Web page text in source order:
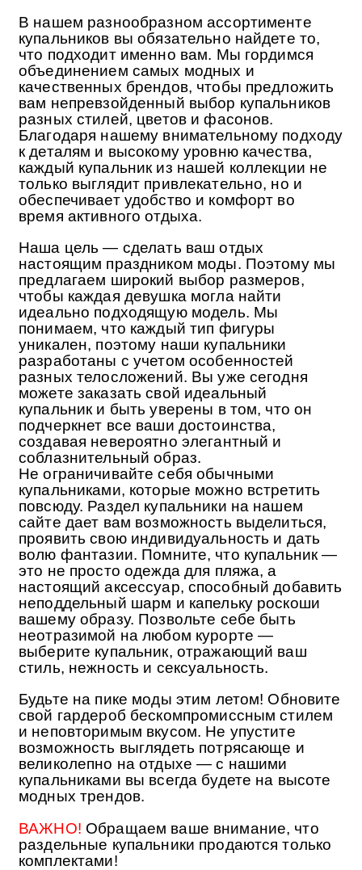
В нашем разнообразном ассортименте
купальников вы обязательно найдете то,
что подходит именно вам. Мы гордимся
объединением самых модных и
качественных брендов, чтобы предложить
вам непревзойденный выбор купальников
разных стилей, цветов и фасонов.
Благодаря нашему внимательному подходу
к деталям и высокому уровню качества,
каждый купальник из нашей коллекции не
только выглядит привлекательно, но и
обеспечивает удобство и комфорт во
время активного отдыха.
Наша цель — сделать ваш отдых
настоящим праздником моды. Поэтому мы
предлагаем широкий выбор размеров,
чтобы каждая девушка могла найти
идеально подходящую модель. Мы
понимаем, что каждый тип фигуры
уникален, поэтому наши купальники
разработаны с учетом особенностей
разных телосложений. Вы уже сегодня
можете заказать свой идеальный
купальник и быть уверены в том, что он
подчеркнет все ваши достоинства,
создавая невероятно элегантный и
соблазнительный образ.
Не ограничивайте себя обычными
купальниками, которые можно встретить
повсюду. Раздел купальники на нашем
сайте дает вам возможность выделиться,
проявить свою индивидуальность и дать
волю фантазии. Помните, что купальник —
это не просто одежда для пляжа, а
настоящий аксессуар, способный добавить
неподдельный шарм и капельку роскоши
вашему образу. Позвольте себе быть
неотразимой на любом курорте —
выберите купальник, отражающий ваш
стиль, нежность и сексуальность.
Будьте на пике моды этим летом! Обновите
свой гардероб бескомпромиссным стилем
и неповторимым вкусом. Не упустите
возможность выглядеть потрясающе и
великолепно на отдыхе — с нашими
купальниками вы всегда будете на высоте
модных трендов.
ВАЖНО! Обращаем ваше внимание, что
раздельные купальники продаются только
комплектами!